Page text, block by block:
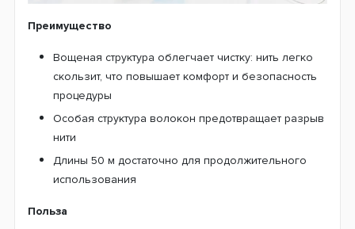
Преимущество
Вощеная структура облегчает чистку: нить легко
скользит, что повышает комфорт и безопасность
процедуры
Особая структура волокон предотвращает разрыв
нити
Длины 50 м достаточно для продолжительного
использования
Польза